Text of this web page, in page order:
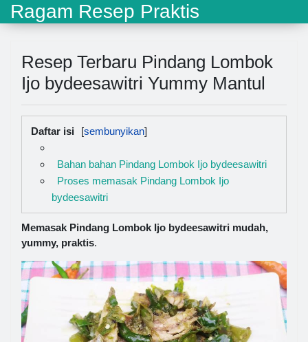
Ragam Resep Praktis
Resep Terbaru Pindang Lombok
Ijo bydeesawitri Yummy Mantul
Daftar isi
Bahan bahan Pindang Lombok Ijo bydeesawitri
Proses memasak Pindang Lombok Ijo
bydeesawitri
Memasak Pindang Lombok Ijo bydeesawitri mudah,
yummy, praktis.